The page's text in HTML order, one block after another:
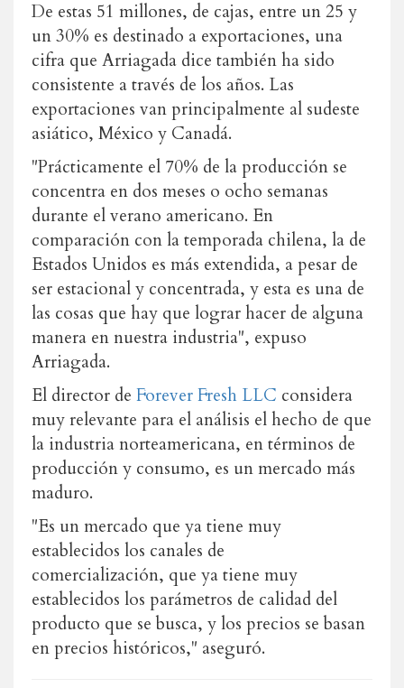
De estas 51 millones, de cajas, entre un 25 y
un 30% es destinado a exportaciones, una
cifra que Arriagada dice también ha sido
consistente a través de los años. Las
exportaciones van principalmente al sudeste
asiático, México y Canadá.
"Prácticamente el 70% de la producción se
concentra en dos meses o ocho semanas
durante el verano americano. En
comparación con la temporada chilena, la de
Estados Unidos es más extendida, a pesar de
ser estacional y concentrada, y esta es una de
las cosas que hay que lograr hacer de alguna
manera en nuestra industria", expuso
Arriagada.
El director de Forever Fresh LLC considera
muy relevante para el análisis el hecho de que
la industria norteamericana, en términos de
producción y consumo, es un mercado más
maduro.
"Es un mercado que ya tiene muy
establecidos los canales de
comercialización, que ya tiene muy
establecidos los parámetros de calidad del
producto que se busca, y los precios se basan
en precios históricos," aseguró.